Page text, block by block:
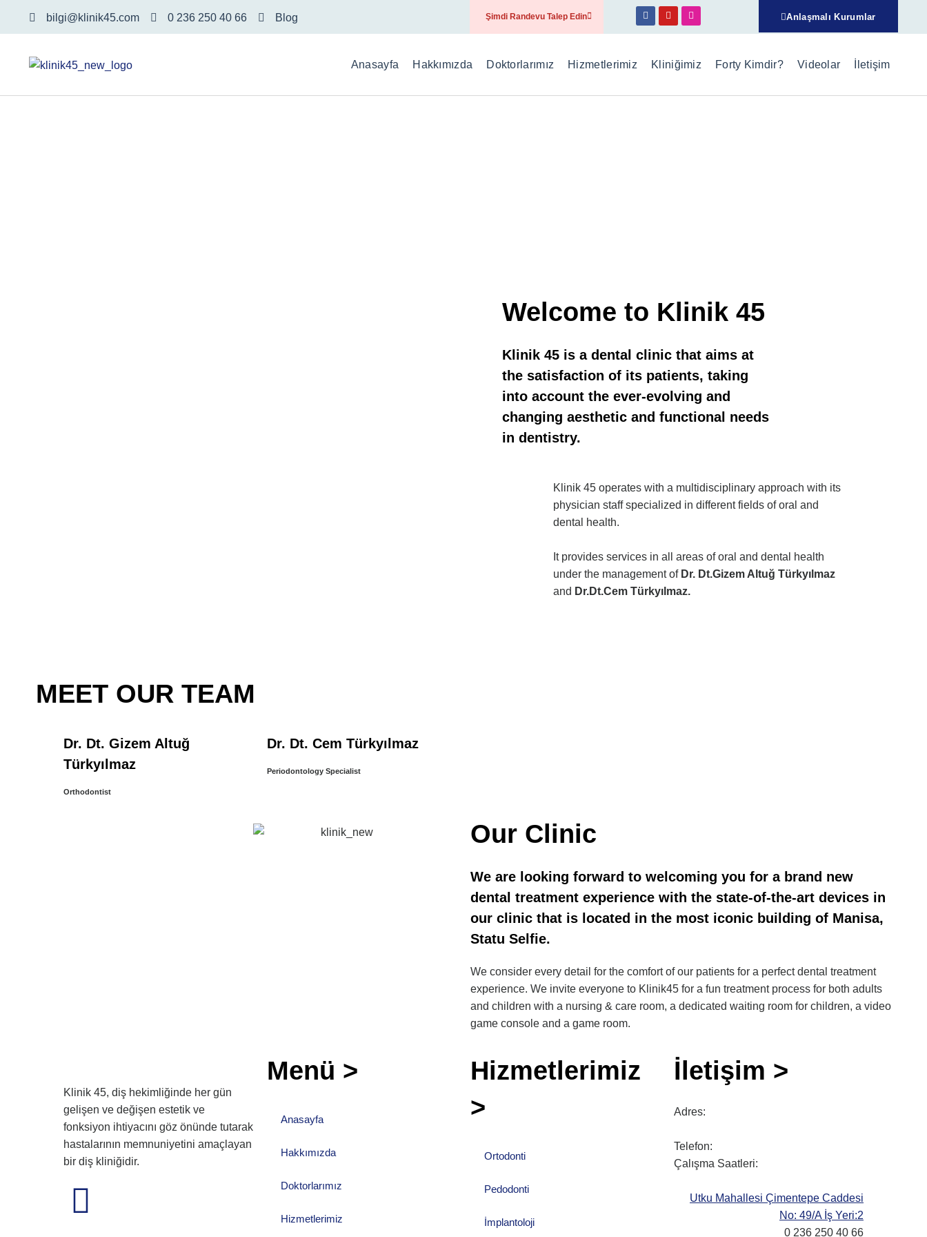
bilgi@klinik45.com 0 236 250 40 66 Blog Şimdi Randevu Talep Edin Anlaşmalı Kurumlar
Anasayfa Hakkımızda Doktorlarımız Hizmetlerimiz Kliniğimiz Forty Kimdir? Videolar İletişim
Welcome to Klinik 45
Klinik 45 is a dental clinic that aims at
the satisfaction of its patients, taking
into account the ever-evolving and
changing aesthetic and functional needs
in dentistry.
Klinik 45 operates with a multidisciplinary approach with its
physician staff specialized in different fields of oral and
dental health.
It provides services in all areas of oral and dental health
under the management of Dr. Dt.Gizem Altuğ Türkyılmaz
and Dr.Dt.Cem Türkyılmaz.
MEET OUR TEAM
Dr. Dt. Gizem Altuğ
Türkyılmaz
Orthodontist
Dr. Dt. Cem Türkyılmaz
Periodontology Specialist
Our Clinic
We are looking forward to welcoming you for a brand new
dental treatment experience with the state-of-the-art devices in
our clinic that is located in the most iconic building of Manisa,
Statu Selfie.
We consider every detail for the comfort of our patients for a perfect dental treatment
experience. We invite everyone to Klinik45 for a fun treatment process for both adults
and children with a nursing & care room, a dedicated waiting room for children, a video
game console and a game room.
Klinik 45, diş hekimliğinde her gün
gelişen ve değişen estetik ve
fonksiyon ihtiyacını göz önünde tutarak
hastalarının memnuniyetini amaçlayan
bir diş kliniğidir.
Menü >
Anasayfa
Hakkımızda
Doktorlarımız
Hizmetlerimiz
Hizmetlerimiz
>
Ortodonti
Pedodonti
İmplantoloji
İletişim >
Adres:
Telefon:
Çalışma Saatleri:
Utku Mahallesi Çimentepe Caddesi
No: 49/A İş Yeri:2
0 236 250 40 66